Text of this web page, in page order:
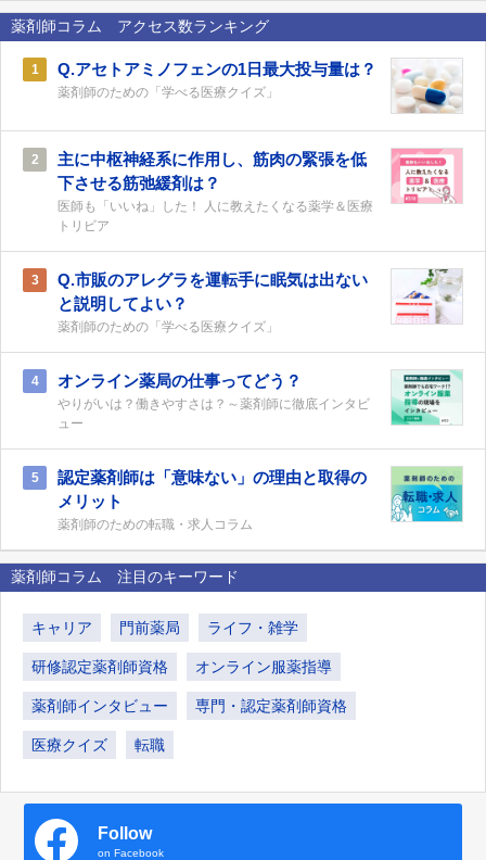
薬剤師コラム アクセス数ランキング
1 Q.アセトアミノフェンの1日最大投与量は？
薬剤師のための「学べる医療クイズ」
2
主に中枢神経系に作用し、筋肉の緊張を低
下させる筋弛緩剤は？
医師も「いいね」した！ 人に教えたくなる薬学＆医療
トリビア
3
Q.市販のアレグラを運転手に眠気は出ない
と説明してよい？
薬剤師のための「学べる医療クイズ」
4 オンライン薬局の仕事ってどう？
やりがいは？働きやすさは？～薬剤師に徹底インタビ
ュー
5
認定薬剤師は「意味ない」の理由と取得の
メリット
薬剤師のための転職・求人コラム
薬剤師コラム 注目のキーワード
キャリア 門前薬局 ライフ・雑学
研修認定薬剤師資格 オンライン服薬指導
薬剤師インタビュー 専門・認定薬剤師資格
医療クイズ 転職
Follow
on Facebook